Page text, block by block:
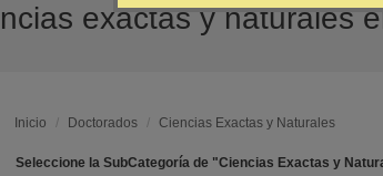
exactas y naturales
Inicio / Doctorados / Ciencias Exactas y Naturales
Seleccione la SubCategoría de "Ciencias Exactas y